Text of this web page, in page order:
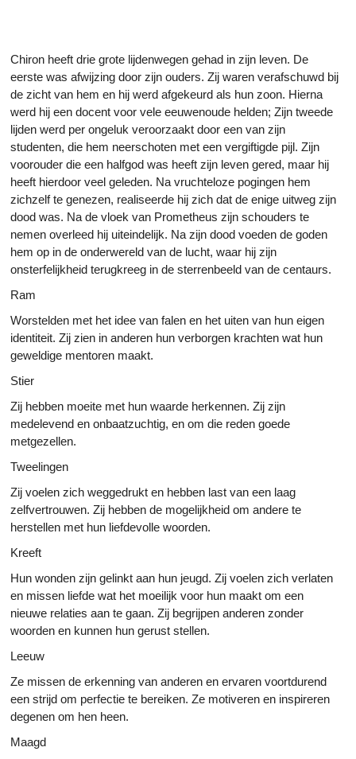
Chiron heeft drie grote lijdenwegen gehad in zijn leven. De
eerste was afwijzing door zijn ouders. Zij waren verafschuwd bij
de zicht van hem en hij werd afgekeurd als hun zoon. Hierna
werd hij een docent voor vele eeuwenoude helden; Zijn tweede
lijden werd per ongeluk veroorzaakt door een van zijn
studenten, die hem neerschoten met een vergiftigde pijl. Zijn
voorouder die een halfgod was heeft zijn leven gered, maar hij
heeft hierdoor veel geleden. Na vruchteloze pogingen hem
zichzelf te genezen, realiseerde hij zich dat de enige uitweg zijn
dood was. Na de vloek van Prometheus zijn schouders te
nemen overleed hij uiteindelijk. Na zijn dood voeden de goden
hem op in de onderwereld van de lucht, waar hij zijn
onsterfelijkheid terugkreeg in de sterrenbeeld van de centaurs.
Ram
Worstelden met het idee van falen en het uiten van hun eigen
identiteit. Zij zien in anderen hun verborgen krachten wat hun
geweldige mentoren maakt.
Stier
Zij hebben moeite met hun waarde herkennen. Zij zijn
medelevend en onbaatzuchtig, en om die reden goede
metgezellen.
Tweelingen
Zij voelen zich weggedrukt en hebben last van een laag
zelfvertrouwen. Zij hebben de mogelijkheid om andere te
herstellen met hun liefdevolle woorden.
Kreeft
Hun wonden zijn gelinkt aan hun jeugd. Zij voelen zich verlaten
en missen liefde wat het moeilijk voor hun maakt om een
nieuwe relaties aan te gaan. Zij begrijpen anderen zonder
woorden en kunnen hun gerust stellen.
Leeuw
Ze missen de erkenning van anderen en ervaren voortdurend
een strijd om perfectie te bereiken. Ze motiveren en inspireren
degenen om hen heen.
Maagd